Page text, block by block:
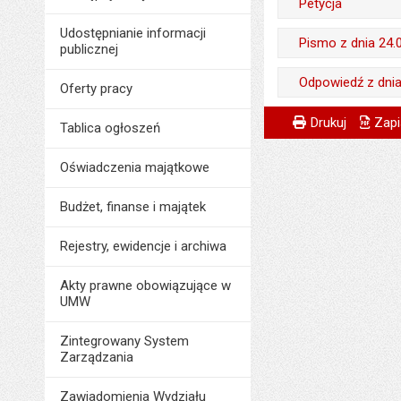
Udostępnianie informacji
publicznej
Oferty pracy
Tablica ogłoszeń
Oświadczenia majątkowe
Budżet, finanse i majątek
Rejestry, ewidencje i archiwa
Akty prawne obowiązujące w
UMW
Zintegrowany System
Zarządzania
Zawiadomienia Wydziału
Petycja
Wytworzył:
Opublikował w BIP:
Data
Pismo z dnia
Wytworzył:
Data wytworzenia:
Opublikował w BIP:
Odpowiedź z
Odpowiedzialny za
Data wytworzenia:
Metryczka
Odpowiedzialny
Powiadom
Drukuj